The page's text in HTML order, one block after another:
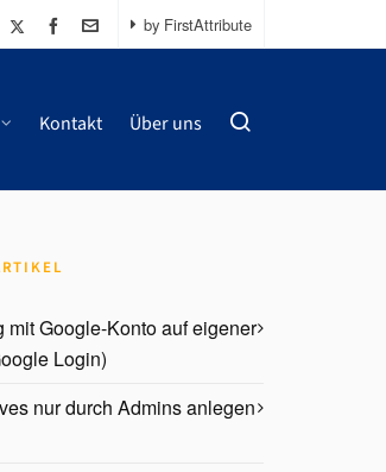
by FirstAttribute
Kontakt Über uns
mit Google-Konto auf eigener
Login)
nur durch Admins anlegen